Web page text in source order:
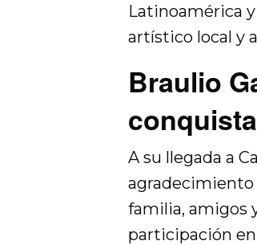
Latinoamérica
artístico local y
Braulio
A su llegada a
agradecimiento
familia, amigos
participación